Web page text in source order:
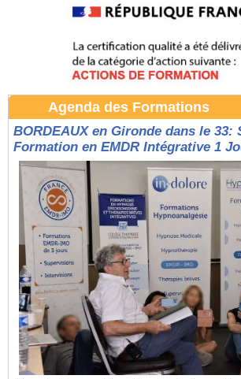
Agenda des Formations
BORDEAUX en Gironde dans le 33:
Formation en EMDR Intégrative 1